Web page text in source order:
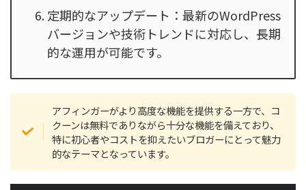
定期的なアップデート：最新のWordPress
バージョンや技術トレンドに対応し、長期
的な運用が可能です。
アフィンガーがより高度な機能を提供する一方で、コ
クーンは無料でありながら十分な機能を備えており、
特に初心者やコストを抑えたいブロガーにとって魅力
的なテーマとなっています。